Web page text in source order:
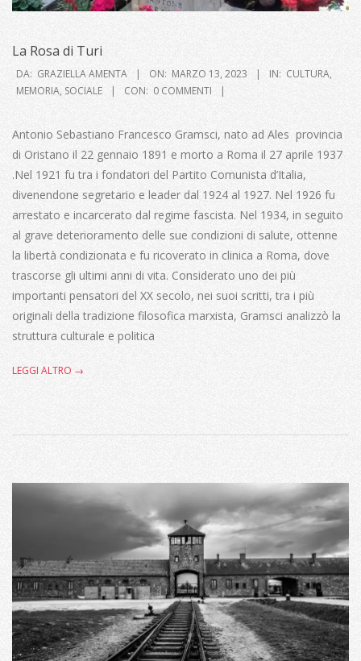
La Rosa di Turi
2023-
03-
DA: GRAZIELLA AMENTA ON: MARZO 13, 2023 IN: CULTURA,
MEMORIA, SOCIALE CON: 0 COMMENTI
Antonio Sebastiano Francesco Gramsci, nato ad Ales provincia
di Oristano il 22 gennaio 1891 e morto a Roma il 27 aprile 1937
.Nel 1921 fu tra i fondatori del Partito Comunista d’Italia,
divenendone segretario e leader dal 1924 al 1927. Nel 1926 fu
arrestato e incarcerato dal regime fascista. Nel 1934, in seguito
al grave deterioramento delle sue condizioni di salute, ottenne
la libertà condizionata e fu ricoverato in clinica a Roma, dove
trascorse gli ultimi anni di vita. Considerato uno dei più
importanti pensatori del XX secolo, nei suoi scritti, tra i più
originali della tradizione filosofica marxista, Gramsci analizzò la
struttura culturale e politica
LEGGI ALTRO →